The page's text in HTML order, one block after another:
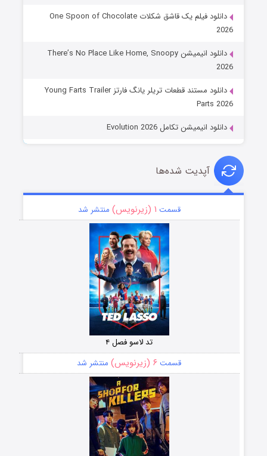
دانلود فیلم یک قاشق شکلات One Spoon of Chocolate
2026
دانلود انیمیشن There’s No Place Like Home, Snoopy
2026
دانلود مستند قطعات تریلر یانگ فارتز Young Farts Trailer
Parts 2026
دانلود انیمیشن تکامل Evolution 2026
آپدیت شده‌ها
قسمت ۱ (زیرنویس) منتشر شد
تد لاسو فصل ۴
قسمت ۶ (زیرنویس) منتشر شد